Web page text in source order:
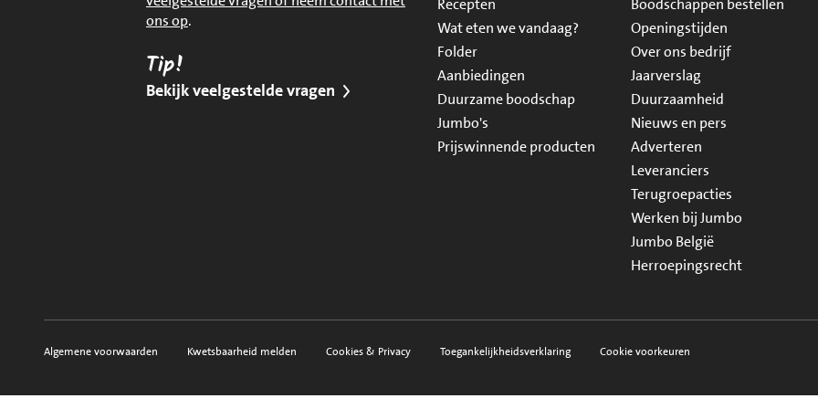
ons op.
Tip!
Bekijk veelgestelde vragen
Recepten
Wat eten we vandaag?
Folder
Aanbiedingen
Duurzame boodschap
Jumbo's
Prijswinnende producten
Boodschappen bestellen
Openingstijden
Over ons bedrijf
Jaarverslag
Duurzaamheid
Nieuws en pers
Adverteren
Leveranciers
Terugroepacties
Werken bij Jumbo
Jumbo België
Herroepingsrecht
Voorwaarden, privacy en sitemap
Algemene voorwaarden Kwetsbaarheid melden Cookies & Privacy Toegankelijkheidsverklaring Cookie voorkeuren